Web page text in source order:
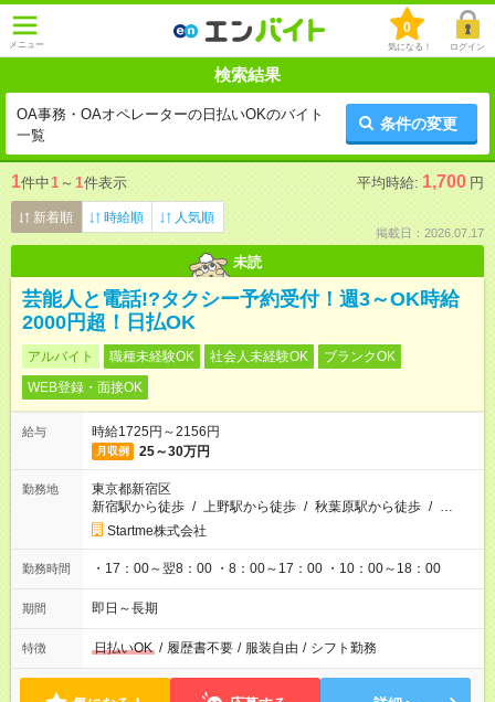
メニュー
0
気になる！ ログイン
検索結果
OA事務・OAオペレーターの日払いOKのバイト
一覧
条件の変更
1件中1 ～ 1件表示 平均時給: 1,700 円
新着順 時給順 人気順
掲載日：2026.07.17
未読
芸能人と電話!?タクシー予約受付！週3～OK時給
2000円超！日払OK
アルバイト 職種未経験OK 社会人未経験OK
ブランクOK
WEB登録・面接OK
給与 時給1725円～2156円
月収例 25～30万円
勤務地
東京都新宿区
新宿駅から徒歩 / 上野駅から徒歩 / 秋葉原駅から徒歩 / …
Startme株式会社
勤務時間 ・17：00～翌8：00 ・8：00～17：00 ・10：00～18：00
期間 即日～長期
特徴 日払いOK / 履歴書不要 / 服装自由 / シフト勤務